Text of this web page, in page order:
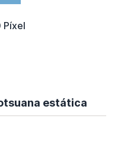
Píxel
estática